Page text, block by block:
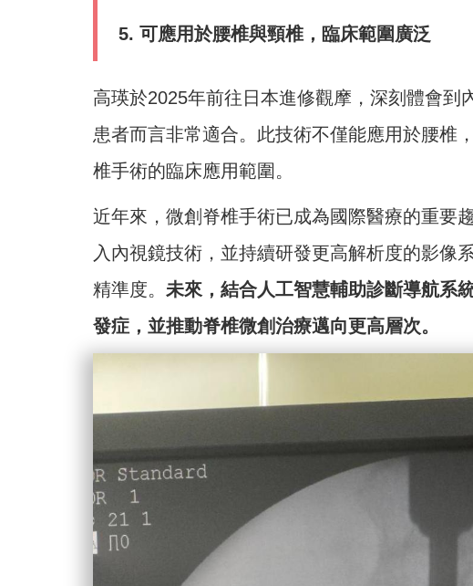
5. 可應用於腰椎與頸椎，臨床範圍廣泛
高瑛於2025年前往日本進修觀摩，深刻體會到
患者而言非常適合。此技術不僅能應用於腰椎
椎手術的臨床應用範圍。
近年來，微創脊椎手術已成為國際醫療的重要
入內視鏡技術，並持續研發更高解析度的影像
精準度。 未來，結合人工智慧輔助診斷導航系
發症，並推動脊椎微創治療邁向更高層次。